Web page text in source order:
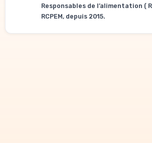
Responsables de l’alimentation (
RCPEM, depuis 2015.